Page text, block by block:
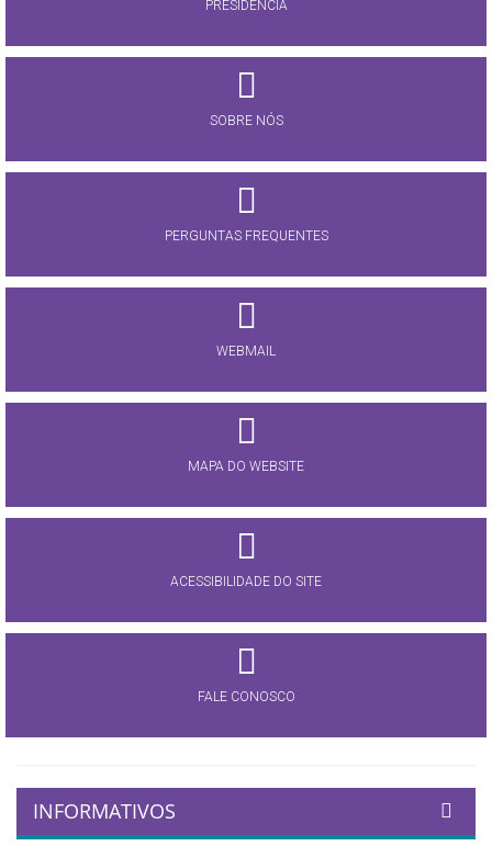
PRESIDÊNCIA
SOBRE NÓS
PERGUNTAS FREQUENTES
WEBMAIL
MAPA DO WEBSITE
ACESSIBILIDADE DO SITE
FALE CONOSCO
INFORMATIVOS